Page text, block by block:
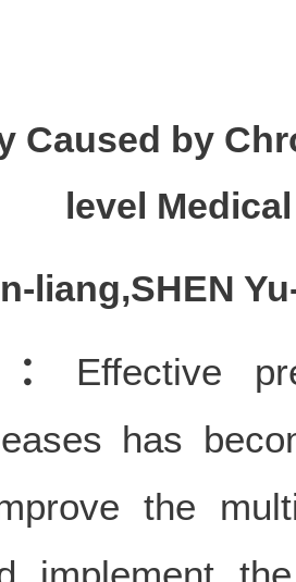
Caused by
level
liang,SHEN
： Effective
has
the